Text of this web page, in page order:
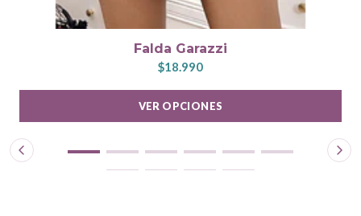
Falda Garazzi
$18.990
VER OPCIONES